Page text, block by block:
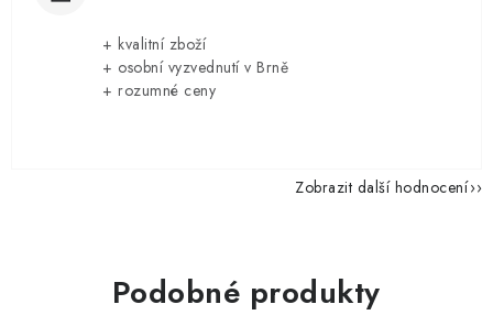
+ kvalitní zboží
+ osobní vyzvednutí v Brně
+ rozumné ceny
Zobrazit další hodnocení
Podobné produkty